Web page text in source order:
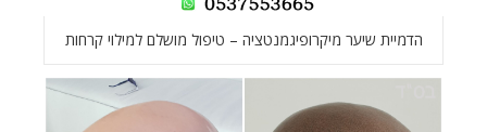
הדמיית שיער מיקרופיגמנטציה – טיפול מושלם למילוי קרחות